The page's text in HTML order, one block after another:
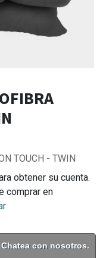
TOUCH - TWIN
obtener su cuenta.
comprar en
con nosotros.